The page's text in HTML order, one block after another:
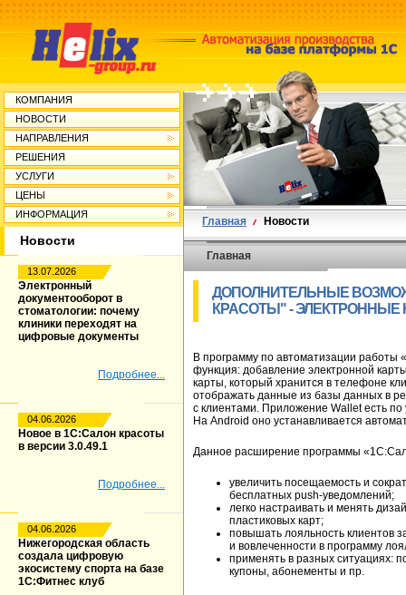
КОМПАНИЯ
НОВОСТИ
НАПРАВЛЕНИЯ
РЕШЕНИЯ
УСЛУГИ
ЦЕНЫ
ИНФОРМАЦИЯ
Новости
13.07.2026
Электронный
документооборот в
стоматологии: почему
клиники переходят на
цифровые документы
Подробнее...
04.06.2026
Новое в 1С:Салон красоты
в версии 3.0.49.1
Подробнее...
04.06.2026
Нижегородская область
создала цифровую
экосистему спорта на базе
1С:Фитнес клуб
Главная Новости
Главная
ДОПОЛНИТЕЛЬНЫЕ
КРАСОТЫ" - ЭЛЕКТРОННЫЕ
В программу по автоматизации
функция: добавление электронной
карты, который хранится в телефоне
отображать данные из базы данных в
с клиентами. Приложение Wallet есть
На Android оно устанавливается
Данное расширение программы
увеличить посещаемость и
бесплатных push-уведомлений;
легко настраивать и менять
пластиковых карт;
повышать лояльность клиентов
и вовлеченности в программу
применять в разных ситуациях:
купоны, абонементы и пр.